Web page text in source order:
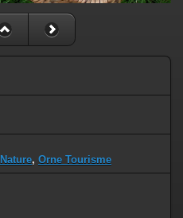
Nature, Orne Tourisme